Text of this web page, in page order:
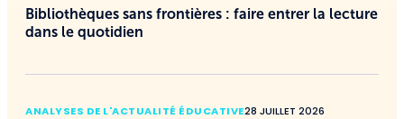
Bibliothèques sans frontières : faire entrer la lecture
dans le quotidien
ANALYSES DE L'ACTUALITÉ ÉDUCATIVE28 JUILLET 2026